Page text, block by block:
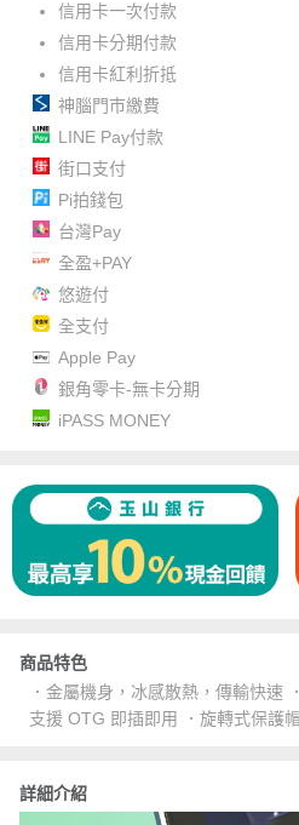
信用卡一次付款
信用卡分期付款
信用卡紅利折抵
神腦門市繳費
LINE Pay付款
街口支付
Pi拍錢包
台灣Pay
全盈+PAY
悠遊付
全支付
Apple Pay
銀角零卡-無卡分期
iPASS MONEY
商品特色
．金屬機身，冰感散熱，傳輸快速
支援 OTG 即插即用 ．旋轉式保護
詳細介紹